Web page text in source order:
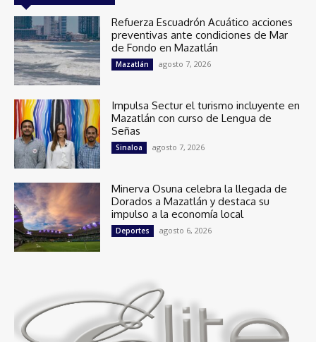
Refuerza Escuadrón Acuático acciones
preventivas ante condiciones de Mar
de Fondo en Mazatlán
Mazatlán agosto 7, 2026
Impulsa Sectur el turismo incluyente en
Mazatlán con curso de Lengua de
Señas
Sinaloa agosto 7, 2026
Minerva Osuna celebra la llegada de
Dorados a Mazatlán y destaca su
impulso a la economía local
Deportes agosto 6, 2026